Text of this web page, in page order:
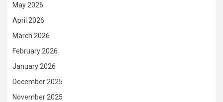
May 2026
April 2026
March 2026
February 2026
January 2026
December 2025
November 2025